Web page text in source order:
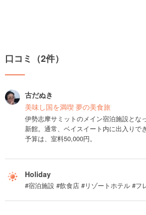
口コミ（2件）
古だぬき
美味し国を満喫 夢の美食旅
伊勢志摩サミットのメイン宿泊施設とな
新館。通常、ベイスイート内に出入りで
予算は、室料50,000円。
Holiday
#宿泊施設 #飲食店 #リゾートホテル #フ